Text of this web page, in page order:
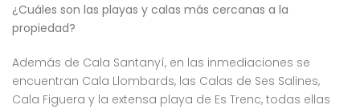
¿Cuáles son las playas y calas más cercanas a la
propiedad?
Además de Cala Santanyí, en las inmediaciones se
encuentran Cala Llombards, las Calas de Ses Salines,
Cala Figuera y la extensa playa de Es Trenc, todas ellas